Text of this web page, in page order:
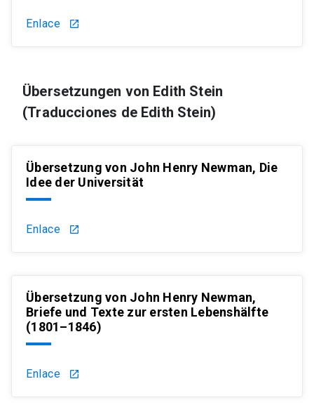
Enlace launch
Übersetzungen von Edith Stein
(Traducciones de Edith Stein)
Übersetzung von John Henry Newman, Die
Idee der Universität
Enlace launch
Übersetzung von John Henry Newman,
Briefe und Texte zur ersten Lebenshälfte
(1801–1846)
Enlace launch